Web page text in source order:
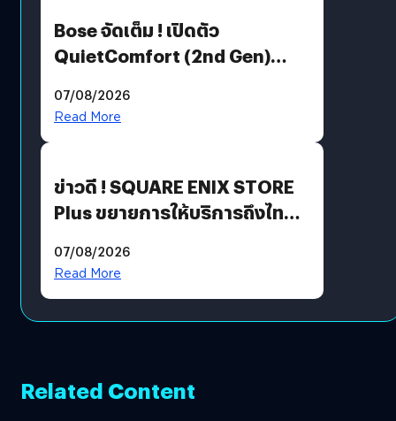
Bose จัดเต็ม ! เปิดตัว
QuietComfort (2nd Gen)
07/08/2026
Read More
ข่าวดี ! SQUARE ENIX STORE
Plus ขยายการให้บริการถึงไทย
โดยตรง
07/08/2026
Read More
Related Content